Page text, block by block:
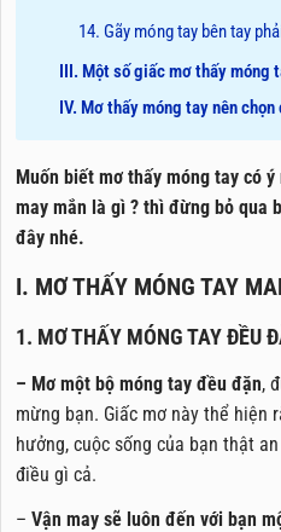
14. Gãy móng tay bên tay
III. Một số giấc mơ thấy móng
IV. Mơ thấy móng tay nên chọn
Muốn biết mơ thấy móng tay có
may mắn là gì ? thì đừng bỏ qua
đây nhé.
I. MƠ THẤY MÓNG TAY
1. MƠ THẤY MÓNG TAY ĐỀU
– Mơ một bộ móng tay đều đặn,
mừng bạn. Giấc mơ này thể hiện
hưởng, cuộc sống của bạn thật
điều gì cả.
– Vận may sẽ luôn đến với bạn